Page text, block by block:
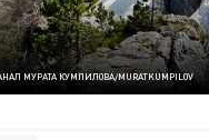
МУРАТА КУМПИЛОВА/MURATKUMPILOV